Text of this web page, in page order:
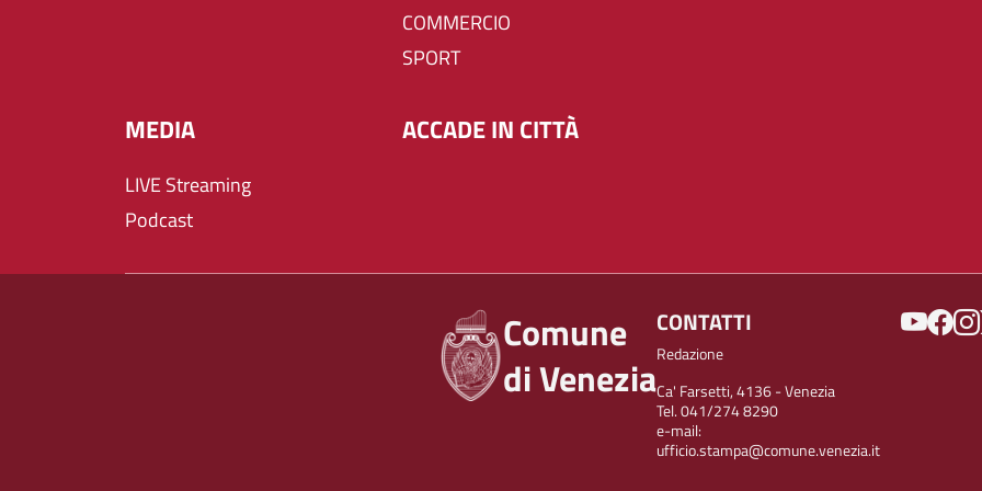
COMMERCIO
SPORT
MEDIA
LIVE Streaming
Podcast
ACCADE IN CITTÀ
Comune
di Venezia
CONTATTI
Redazione
Ca' Farsetti, 4136 - Venezia
Tel. 041/274 8290
e-mail:
ufficio.stampa@comune.venezia.it